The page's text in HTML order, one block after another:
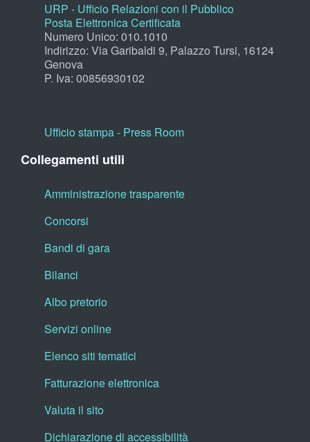
URP - Ufficio Relazioni con il Pubblico
Posta Elettronica Certificata
Numero Unico: 010.1010
Indirizzo: Via Garibaldi 9, Palazzo Tursi, 16124
Genova
P. Iva: 00856930102
Ufficio stampa - Press Room
Collegamenti utili
Amministrazione trasparente
Concorsi
Bandi di gara
Bilanci
Albo pretorio
Servizi online
Elenco siti tematici
Fatturazione elettronica
Valuta il sito
Dichiarazione di accessibilità